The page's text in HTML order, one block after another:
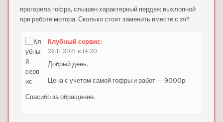
прогорела гофра, слышен характерный пердеж выхлопной
при работе мотора. Сколько стоит заменить вместе с зч?
Клубный сервис:
26.11.2021 в 14:20
Добрый день.
Цена с учетом самой гофры и работ — 9000р.
Спасибо за обращение.